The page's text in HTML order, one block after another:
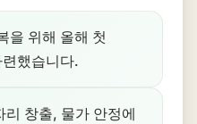
을 위해 올해 첫
했습니다.
창출, 물가 안정에